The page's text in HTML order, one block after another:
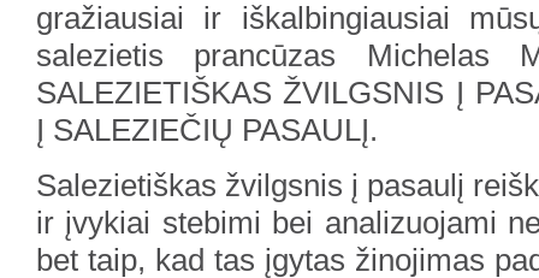
gražiausiai ir iškalbingiausiai
salezietis prancūzas Michelas
SALEZIETIŠKAS ŽVILGSNIS Į
Į SALEZIEČIŲ PASAULĮ.
Salezietiškas žvilgsnis į pasaulį
ir įvykiai stebimi bei analizuojami
bet taip, kad tas įgytas žinojimas